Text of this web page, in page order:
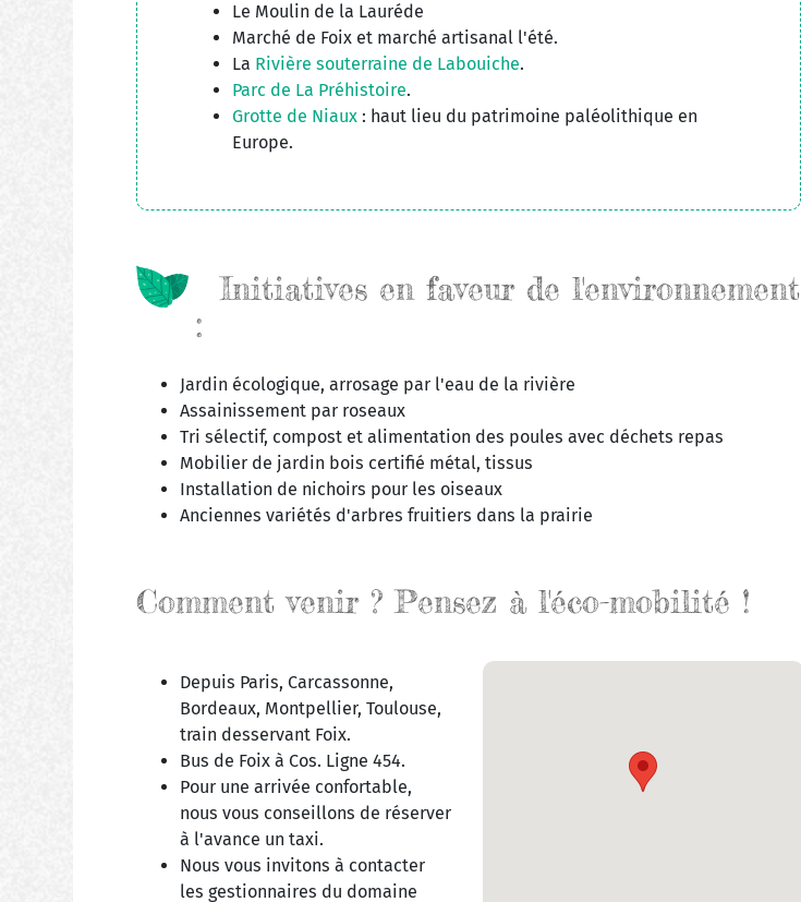
Le Moulin de la Lauréde
Marché de Foix et marché artisanal l'été.
La Rivière souterraine de Labouiche.
Parc de La Préhistoire.
Grotte de Niaux: haut lieu du patrimoine paléolithique en
Europe.
Initiatives en faveur de l'environnement
:
Jardin écologique, arrosage par l'eau de la rivière
Assainissement par roseaux
Tri sélectif, compost et alimentation des poules avec déchets repas
Mobilier de jardin bois certifié métal, tissus
Installation de nichoirs pour les oiseaux
Anciennes variétés d'arbres fruitiers dans la prairie
Comment venir ? Pensez à l'éco-mobilité !
Depuis Paris, Carcassonne,
Bordeaux, Montpellier, Toulouse,
train desservant Foix.
Bus de Foix à Cos. Ligne 454.
Pour une arrivée confortable,
nous vous conseillons de réserver
à l'avance un taxi.
Nous vous invitons à contacter
les gestionnaires du domaine